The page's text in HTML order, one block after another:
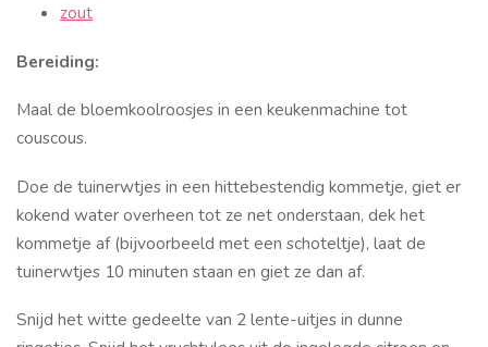
zout
Bereiding:
Maal de bloemkoolroosjes in een keukenmachine tot
couscous.
Doe de tuinerwtjes in een hittebestendig kommetje, giet er
kokend water overheen tot ze net onderstaan, dek het
kommetje af (bijvoorbeeld met een schoteltje), laat de
tuinerwtjes 10 minuten staan en giet ze dan af.
Snijd het witte gedeelte van 2 lente-uitjes in dunne